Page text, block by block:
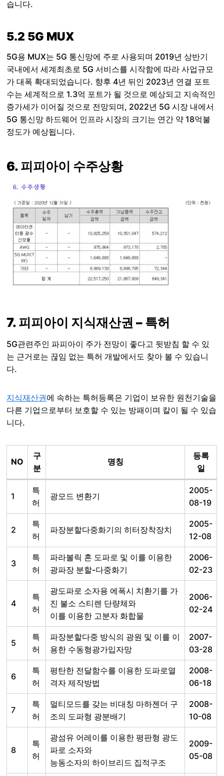
습니다.
5.2 5G MUX
5G용 MUX는 5G 통신망에 주로 사용되며 2019년 상반기
국내에서 세계최초로 5G 서비스를 시작함에 따라 사업규모
가 대폭 확대되었습니다. 향후 4년 뒤인 2023년 연결 포트
수는 세계적으로 1.3억 포트가 될 것으로 예상되고 지속적인
증가세가 이어질 것으로 전망되며, 2022년 5G 시장 내에서
5G 통신망 하드웨어 인프라 시장의 크기는 연간 약 18억불
정도가 예상됩니다.
6. 피피아이 수주상황
7. 피피아이 지식재산권 – 특허
5G관련주인 파피아이 주가 전망이 좋다고 뒷받침 할 수 있
는 근거로는 끊임 없는 특허 개발에서도 찾아 볼 수 있습니
다.
지식재산권에 속하는 특허등록은 기업이 보유한 원천기술을
다른 기업으로부터 보호할 수 있는 방패이며 칼이 될 수 있습
니다.
NO
구
분
명칭
등록
일
1
특
허
광모드 변환기
2005-
08-19
2
특
허
파장분할다중화기의 히터장착장치
2005-
12-08
3
특
허
파라볼릭 혼 도파로 및 이를 이용한
광파장 분할-다중화기
2006-
02-23
4
특
허
광도파로 소자용 에폭시 치환기를 가
진 불소 스티렌 단량체와
이를 이용한 고분자 화합물
2006-
02-24
5
특
허
파장분할다중 방식의 광원 및 이를 이
용한 수동형광가입자망
2007-
03-28
6
특
허
평탄한 전달함수를 이용한 도파로열
격자 제작방법
2008-
06-18
7
특
허
멀티모드를 갖는 비대칭 마하젠더 구
조의 도파형 광분배기
2008-
10-08
8
특
허
광섬유 어레이를 이용한 평판형 광도
파로 소자와
능동소자의 하이브리드 집적구조
2009-
05-08